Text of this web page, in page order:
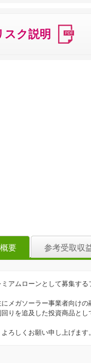
スク説明
要 参考受取収
アムローンとして募集する
メガソーラー事業者向け
りを追及した投資商品とし
ろしくお願い申し上げます。